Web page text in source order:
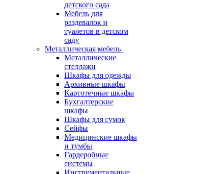
детского сада
Мебель для
раздевалок и
туалетов в детском
саду
Металлическая мебель
Металлические
стеллажи
Шкафы для одежды
Архивные шкафы
Картотечные шкафы
Бухгалтерские
шкафы
Шкафы для сумок
Сейфы
Медицинские шкафы
и тумбы
Гардеробные
системы
Инструментальные